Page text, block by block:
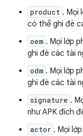
product . Mọi
có thể ghi đè
oem . Mọi lớp
ghi đè các tài
odm . Mọi lớp
ghi đè các tài
signature .
như APK đích
actor . Mọi